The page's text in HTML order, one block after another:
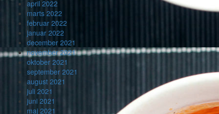
april 2022
marts 2022
februar 2022
januar 2022
december 2021
november 2021
oktober 2021
september 2021
august 2021
juli 2021
juni 2021
maj 2021